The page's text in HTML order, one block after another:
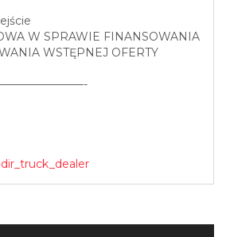
W SPRAWIE FINANSOWANIA
WSTĘPNEJ OFERTY